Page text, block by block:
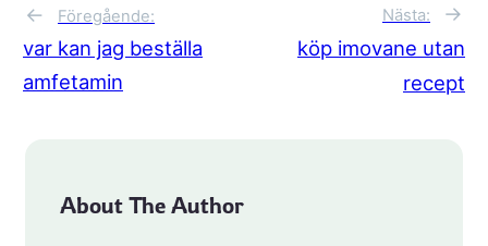
← Föregående:
var kan jag beställa
amfetamin
Nästa:
köp imovane utan
recept
→
About The Author